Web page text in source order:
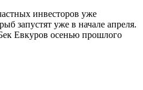
инвесторов уже
запустят уже в начале апреля.
Евкуров осенью прошлого